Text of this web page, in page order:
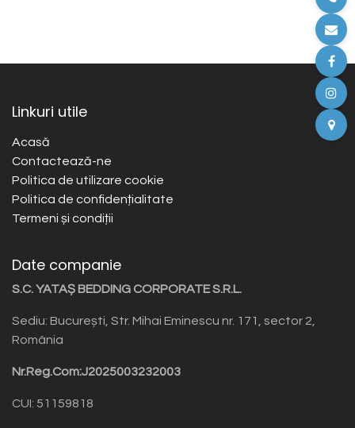
Linkuri utile
Acasă
Contactează-ne
Politica de utilizare cookie
Politica de confidențialitate
Termeni și condiții
Date companie
S.C. YATAȘ BEDDING CORPORATE S.R.L.
Sediu: București, Str. Mihai Eminescu nr. 171, sector 2,
România
Nr.Reg.Com:J2025003232003
CUI: 51159818